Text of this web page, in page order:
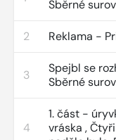
Sběrné
2 Reklama -
3
Spejbl se
Sběrné
4
1. část -
vráska ,